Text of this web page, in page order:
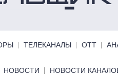
ТЕЛЕКАНАЛЫ ОТТ
НОВОСТИ НОВОСТИ